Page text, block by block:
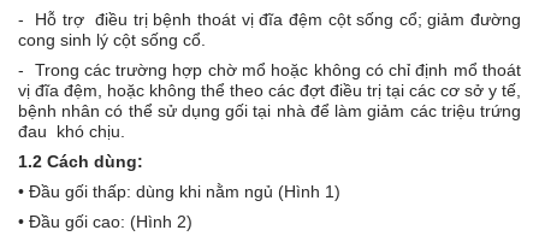
- Hỗ trợ điều trị bệnh thoát vị đĩa đệm cột sống cổ; giảm đường
cong sinh lý cột sống cổ.
- Trong các trường hợp chờ mổ hoặc không có chỉ định mổ thoát
vị đĩa đệm, hoặc không thể theo các đợt điều trị tại các cơ sở y tế,
bệnh nhân có thể sử dụng gối tại nhà để làm giảm các triệu trứng
đau khó chịu.
1.2 Cách dùng:
• Đầu gối thấp: dùng khi nằm ngủ (Hình 1)
• Đầu gối cao: (Hình 2)